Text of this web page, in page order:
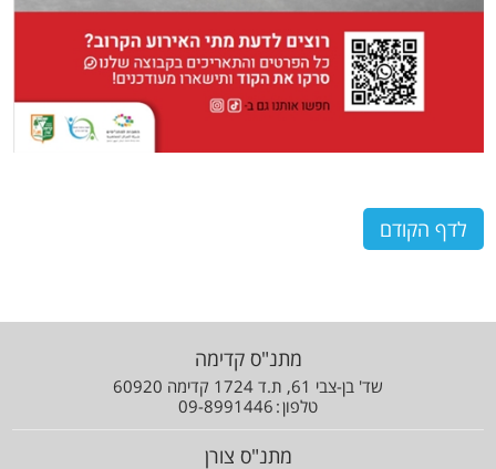
לדף הקודם
מתנ"ס קדימה
שד' בן-צבי 61, ת.ד 1724 קדימה 60920
טלפון 09-8991446
מתנ"ס צורן